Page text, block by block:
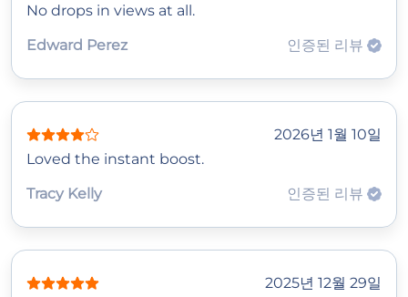
No drops in views at all.
Edward Perez
인증된 리뷰
2026년 1월 10일
Loved the instant boost.
Tracy Kelly
인증된 리뷰
2025년 12월 29일